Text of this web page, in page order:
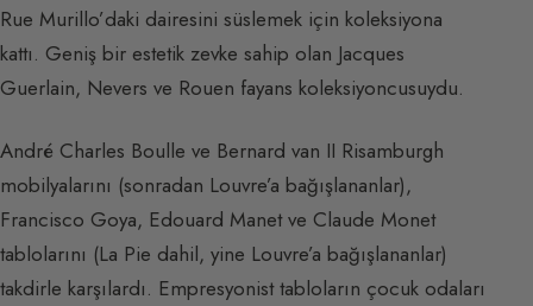
Rue Murillo’daki dairesini süslemek için koleksiyona
kattı. Geniş bir estetik zevke sahip olan Jacques
Guerlain, Nevers ve Rouen fayans koleksiyoncusuydu.
André Charles Boulle ve Bernard van II Risamburgh
mobilyalarını (sonradan Louvre’a bağışlananlar),
Francisco Goya, Edouard Manet ve Claude Monet
tablolarını (La Pie dahil, yine Louvre’a bağışlananlar)
takdirle karşılardı. Empresyonist tabloların çocuk odaları